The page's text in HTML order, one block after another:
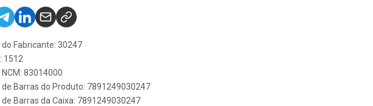
do Fabricante: 30247
1512
83014000
de Barras do Produto: 7891249030247
de Barras da Caixa: 7891249030247